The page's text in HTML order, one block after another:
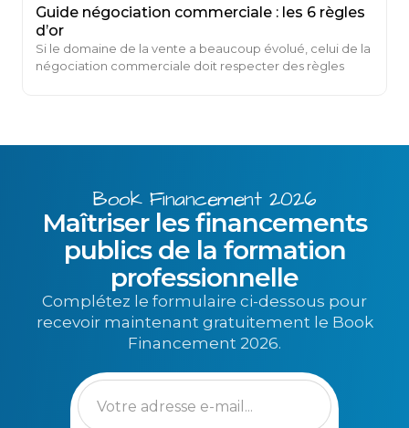
Guide négociation commerciale : les 6 règles
d’or
Si le domaine de la vente a beaucoup évolué, celui de la
négociation commerciale doit respecter des règles
Book Financement 2026
Maîtriser les financements
publics de la formation
professionnelle
Complétez le formulaire ci-dessous pour
recevoir maintenant gratuitement le Book
Financement 2026.